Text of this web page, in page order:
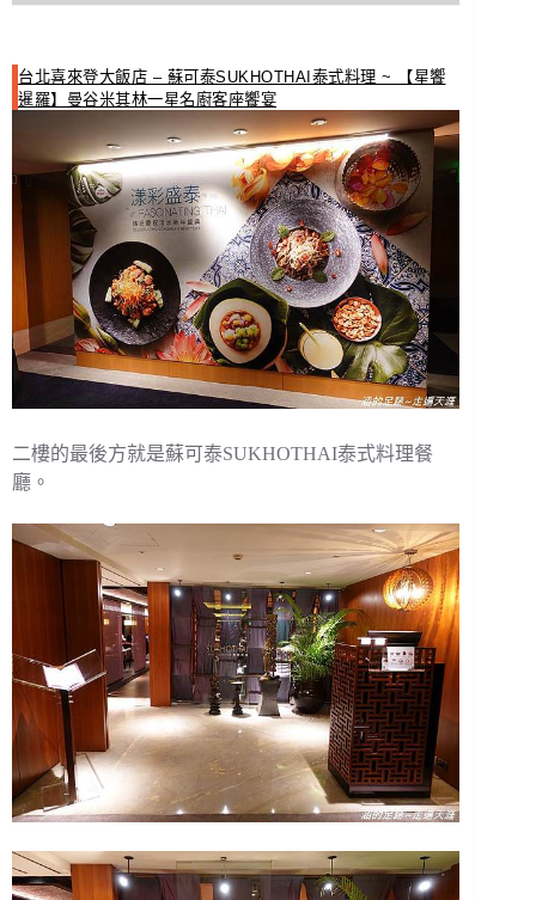
台北喜來登大飯店 – 蘇可泰SUKHOTHAI泰式料理 ~ 【星饗
暹羅】曼谷米其林一星名廚客座饗宴
二樓的最後方就是蘇可泰SUKHOTHAI泰式料理餐
廳。